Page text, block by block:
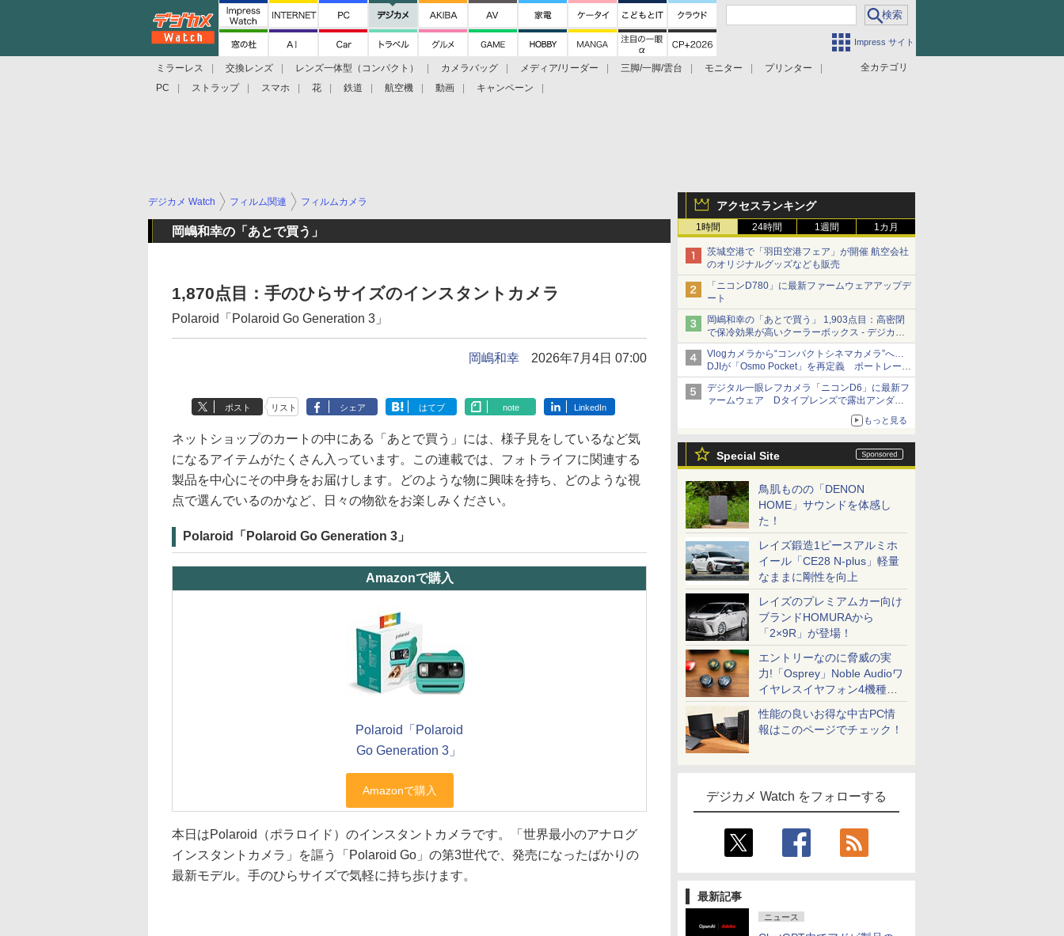
Impress サイト
全カテゴリ
ミラーレス 交換レンズ レンズ一体型（コンパクト） カメラバッグ メディア/リーダー 三脚/一脚/雲台 モニター
プリンター
PC
ストラップ スマホ 花 鉄道 航空機 動画 キャンペーン
アクセスランキング
1時間 24時間 1週間 1カ月
茨城空港で「羽田空港フェア」が開催 航空会社
のオリジナルグッズなども販売
「ニコンD780」に最新ファームウェアアップデ
ート
岡嶋和幸の「あとで買う」 1,903点目：高密閉
で保冷効果が高いクーラーボックス - デジカメ
Watch
Vlogカメラから“コンパクトシネマカメラ”へ…
DJIが「Osmo Pocket」を再定義 ポートレート
重視の映像設計に
デジタル一眼レフカメラ「ニコンD6」に最新フ
ァームウェア Dタイプレンズで露出アンダー
もっと見る
Special Site
鳥肌ものの「DENON
HOME」サウンドを体感し
た！
レイズ鍛造1ピースアルミホ
イール「CE28 N-plus」軽量
なままに剛性を向上
レイズのプレミアムカー向け
ブランドHOMURAから
「2×9R」が登場！
エントリーなのに脅威の実
力!「Osprey」Noble Audioワ
イヤレスイヤフォン4機種を
一気に聴く
性能の良いお得な中古PC情
報はこのページでチェック！
デジカメ Watch をフォローする
最新記事
ニュース
デジカメ Watch フィルム関連 フィルムカメラ
岡嶋和幸の「あとで買う」
1,870点目：手のひらサイズのインスタントカメラ
Polaroid「Polaroid Go Generation 3」
岡嶋和幸 2026年7月4日 07:00
ポスト リスト シェア はてブ note LinkedIn
ネットショップのカートの中にある「あとで買う」には、様子見をしているなど気
になるアイテムがたくさん入っています。この連載では、フォトライフに関連する
製品を中心にその中身をお届けします。どのような物に興味を持ち、どのような視
点で選んでいるのかなど、日々の物欲をお楽しみください。
Polaroid「Polaroid Go Generation 3」
Amazonで購入
Polaroid「Polaroid
Go Generation 3」
本日はPolaroid（ポラロイド）のインスタントカメラです。「世界最小のアナログ
インスタントカメラ」を謳う「Polaroid Go」の第3世代で、発売になったばかりの
最新モデル。手のひらサイズで気軽に持ち歩けます。